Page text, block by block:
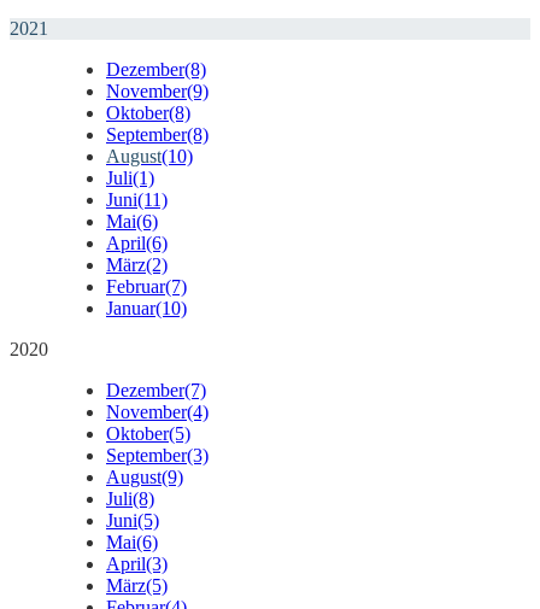
2021
Dezember(8)
November(9)
Oktober(8)
September(8)
August(10)
Juli(1)
Juni(11)
Mai(6)
April(6)
März(2)
Februar(7)
Januar(10)
2020
Dezember(7)
November(4)
Oktober(5)
September(3)
August(9)
Juli(8)
Juni(5)
Mai(6)
April(3)
März(5)